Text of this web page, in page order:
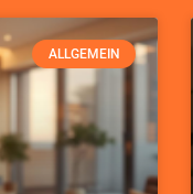
ALLGEMEIN